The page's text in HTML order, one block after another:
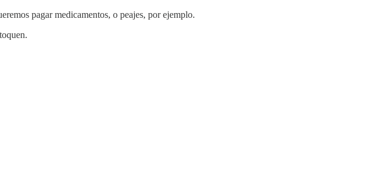
pagar medicamentos, o peajes, por ejemplo.